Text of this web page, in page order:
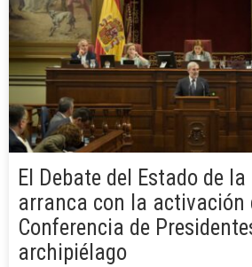
El Debate del Estado de
arranca con la activación
Conferencia de
archipiélago